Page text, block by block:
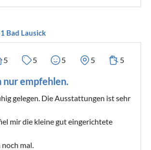
Bad Lausick
5 5 5 5 5
nur empfehlen.
gelegen. Die Ausstattungen ist sehr
mir die kleine gut eingerichtete
mal.